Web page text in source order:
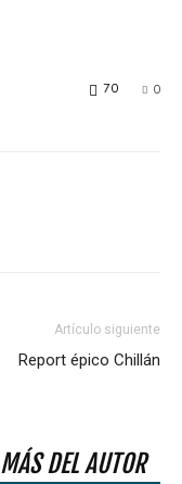
0
70
Artículo siguiente
Report épico Chillán
MÁS DEL AUTOR